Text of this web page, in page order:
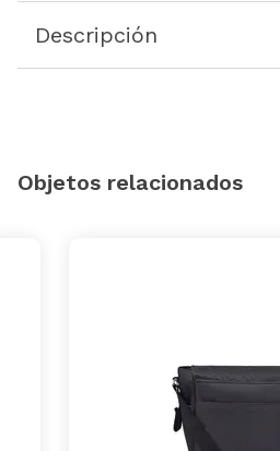
Descripción
Objetos relacionados